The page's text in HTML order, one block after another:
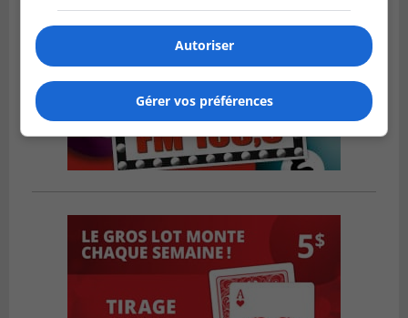
Autoriser
Gérer vos préférences